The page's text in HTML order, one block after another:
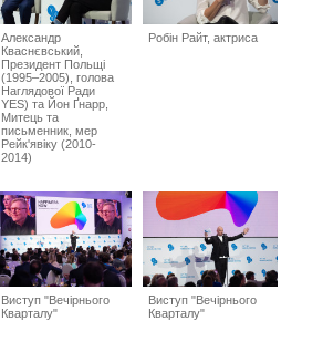
Александр
Кваснєвський,
Президент Польщі
(1995–2005), голова
Наглядової Ради
YES) та Йон Ґнарр,
Митець та
письменник, мер
Рейк'явіку (2010-
2014)
Робін Райт, актриса
Виступ "Вечірнього
Кварталу"
Виступ "Вечірнього
Кварталу"